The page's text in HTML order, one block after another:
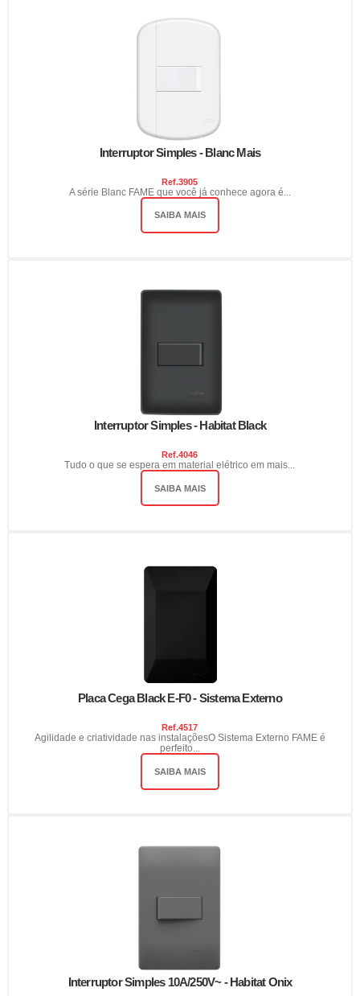
Interruptor Simples - Blanc Mais
Ref.3905
A série Blanc FAME que você já conhece agora é...
SAIBA MAIS
Interruptor Simples - Habitat Black
Ref.4046
Tudo o que se espera em material elétrico em mais...
SAIBA MAIS
Placa Cega Black E-F0 - Sistema Externo
Ref.4517
Agilidade e criatividade nas instalaçõesO Sistema Externo FAME é
perfeito...
SAIBA MAIS
Interruptor Simples 10A/250V~ - Habitat Onix